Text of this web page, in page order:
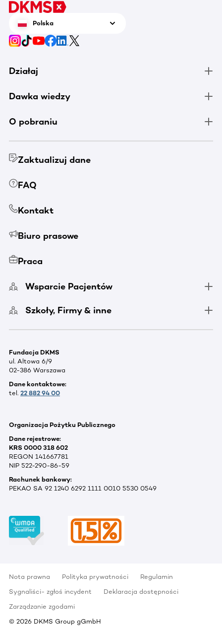
Polska
Działaj
Dawka wiedzy
O pobraniu
Zaktualizuj dane
FAQ
Kontakt
Biuro prasowe
Praca
Wsparcie Pacjentów
Szkoły, Firmy & inne
Fundacja DKMS
ul. Altowa 6/9
02-386 Warszawa
Dane kontaktowe:
tel. 22 882 94 00
Organizacja Pożytku Publicznego
Dane rejestrowe:
KRS 0000 318 602
REGON 141667781
NIP 522-290-86-59
Rachunek bankowy:
PEKAO SA 92 1240 6292 1111 0010 5530 0549
Nota prawna Polityka prywatności
Regulamin
Sygnaliści- zgłoś incydent
Deklaracja dostępności
Zarządzanie zgodami
© 2026 DKMS Group gGmbH